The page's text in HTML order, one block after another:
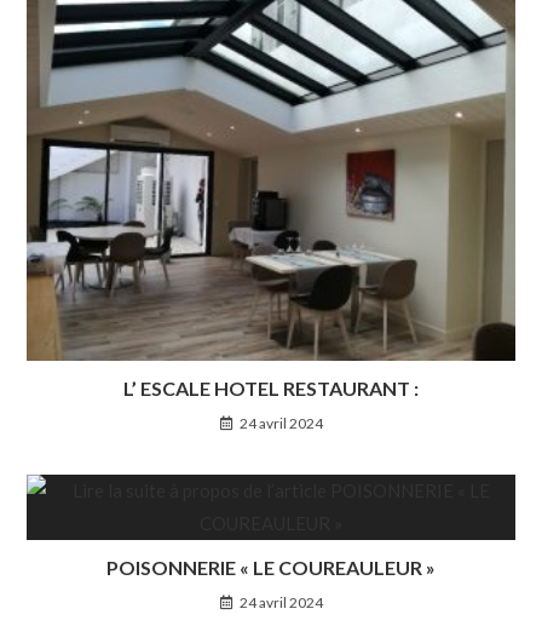
L’ ESCALE HOTEL RESTAURANT :
24 avril 2024
POISONNERIE « LE COUREAULEUR »
24 avril 2024